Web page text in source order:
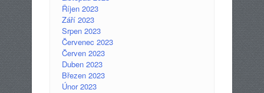
Říjen 2023
Září 2023
Srpen 2023
Červenec 2023
Červen 2023
Duben 2023
Březen 2023
Únor 2023